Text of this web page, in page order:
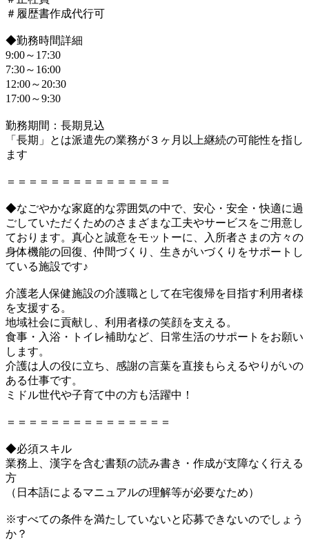
＃履歴書作成代行可
◆勤務時間詳細
9:00～17:30
7:30～16:00
12:00～20:30
17:00～9:30
勤務期間：長期見込
「長期」とは派遣先の業務が３ヶ月以上継続の可能性を指し
ます
＝＝＝＝＝＝＝＝＝＝＝＝＝＝＝
◆なごやかな家庭的な雰囲気の中で、安心・安全・快適に過
ごしていただくためのさまざまな工夫やサービスをご用意し
ております。真心と誠意をモットーに、入所者さまの方々の
身体機能の回復、仲間づくり、生きがいづくりをサポートし
ている施設です♪
介護老人保健施設の介護職として在宅復帰を目指す利用者様
を支援する。
地域社会に貢献し、利用者様の笑顔を支える。
食事・入浴・トイレ補助など、日常生活のサポートをお願い
します。
介護は人の役に立ち、感謝の言葉を直接もらえるやりがいの
ある仕事です。
ミドル世代や子育て中の方も活躍中！
＝＝＝＝＝＝＝＝＝＝＝＝＝＝＝
◆必須スキル
業務上、漢字を含む書類の読み書き・作成が支障なく行える
方
（日本語によるマニュアルの理解等が必要なため）
※すべての条件を満たしていないと応募できないのでしょう
か？